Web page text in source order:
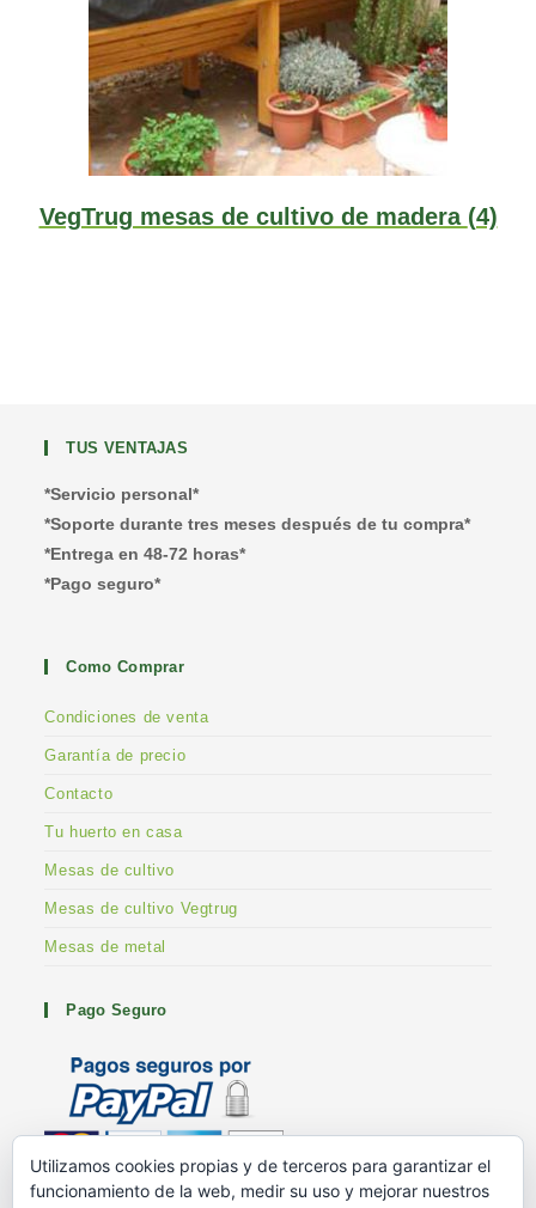
VegTrug mesas de cultivo de madera (4)
TUS VENTAJAS
*Servicio personal*
*Soporte durante tres meses después de tu compra*
*Entrega en 48-72 horas*
*Pago seguro*
Como Comprar
Condiciones de venta
Garantía de precio
Contacto
Tu huerto en casa
Mesas de cultivo
Mesas de cultivo Vegtrug
Mesas de metal
Pago Seguro
Utilizamos cookies propias y de terceros para garantizar el
funcionamiento de la web, medir su uso y mejorar nuestros